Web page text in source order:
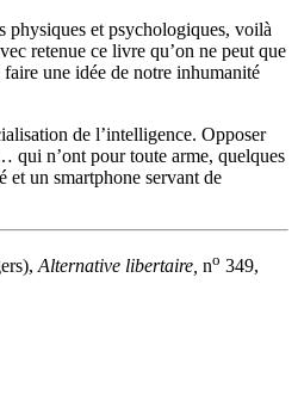
physiques et psychologiques, voilà
retenue ce livre qu’on ne peut que
une idée de notre inhumanité
de l’intelligence. Opposer
qui n’ont pour toute arme, quelques
et un smartphone servant de
Alternative libertaire, no 349,